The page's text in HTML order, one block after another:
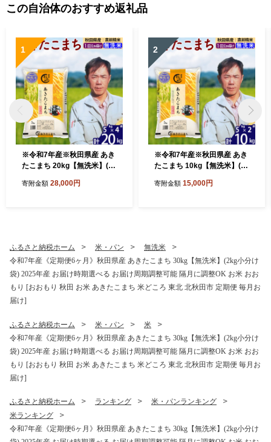
この自治体のおすすめ返礼品
1
※令和7年産※秋田県産 あき
たこまち 20kg【無洗米】(5k
け】2025年産 お届け時期選
しい おにぎり おむすび お弁
当 白米]
寄附金額 28,000円
2
※令和7年産※秋田県産 あき
たこまち 10kg【無洗米】(5k
け】2025年産 お届け時期選
しい おにぎり おむすび お弁
当 白米]
寄附金額 15,000円
ふるさと納税ホーム 米・パン
無洗米
令和7年産《定期便6ヶ月》秋田県産 あきたこまち 30kg【無洗米】(2kg小分け
袋) 2025年産 お届け時期選べる お届け周期調整可能 隔月に調整OK お米 おお
もり [おおもり 秋田 お米 あきたこまち 米どころ 東北 北秋田市 定期便 毎月お
届け]
ふるさと納税ホーム 米・パン
米
令和7年産《定期便6ヶ月》秋田県産 あきたこまち 30kg【無洗米】(2kg小分け
袋) 2025年産 お届け時期選べる お届け周期調整可能 隔月に調整OK お米 おお
もり [おおもり 秋田 お米 あきたこまち 米どころ 東北 北秋田市 定期便 毎月お
届け]
ふるさと納税ホーム ランキング
米・パンランキング
米ランキング
令和7年産《定期便6ヶ月》秋田県産 あきたこまち 30kg【無洗米】(2kg小分け